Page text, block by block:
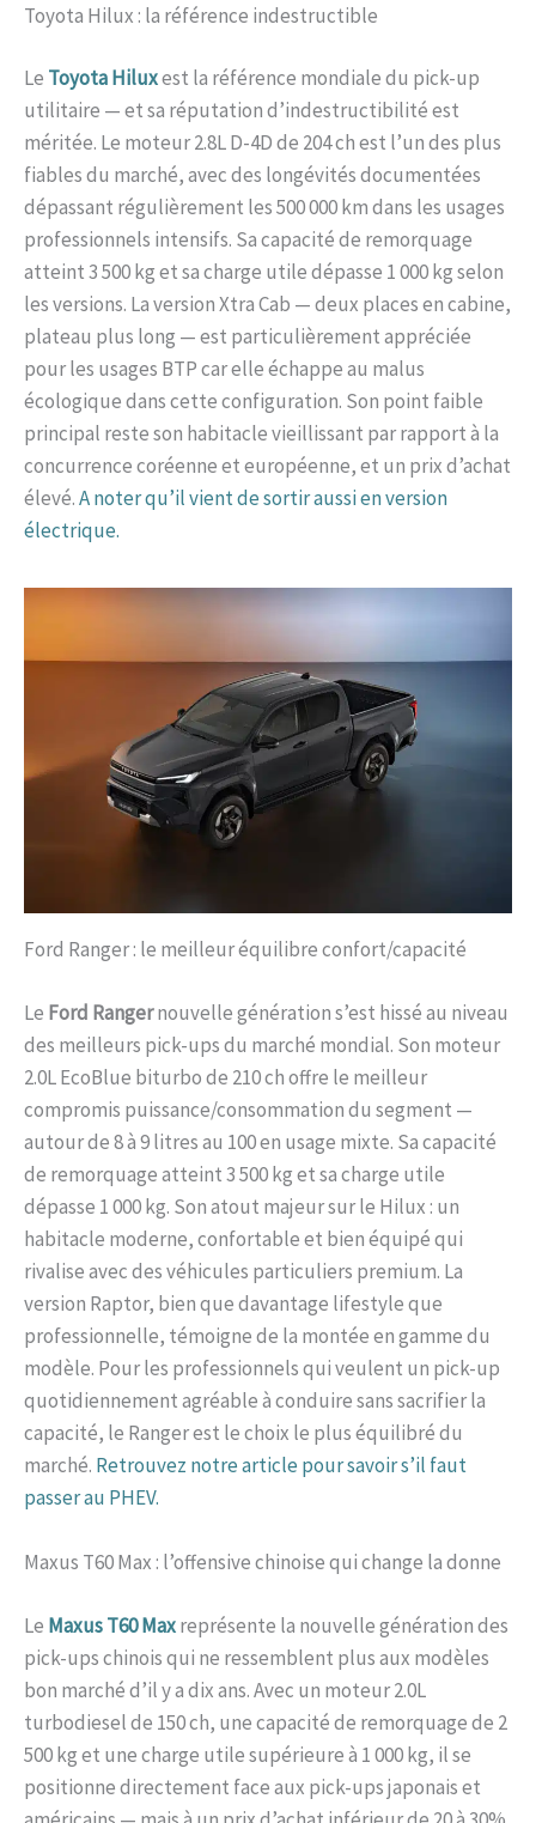
Toyota Hilux : la référence indestructible
Le Toyota Hiluxest la référence mondiale du pick-up
utilitaire — et sa réputation d’indestructibilité est
méritée. Le moteur 2.8L D-4D de 204 ch est l’un des plus
fiables du marché, avec des longévités documentées
dépassant régulièrement les 500 000 km dans les usages
professionnels intensifs. Sa capacité de remorquage
atteint 3 500 kg et sa charge utile dépasse 1 000 kg selon
les versions. La version Xtra Cab — deux places en cabine,
plateau plus long — est particulièrement appréciée
pour les usages BTP car elle échappe au malus
écologique dans cette configuration. Son point faible
principal reste son habitacle vieillissant par rapport à la
concurrence coréenne et européenne, et un prix d’achat
élevé.A noter qu’il vient de sortir aussi en version
électrique.
Ford Ranger : le meilleur équilibre confort/capacité
Le Ford Rangernouvelle génération s’est hissé au niveau
des meilleurs pick-ups du marché mondial. Son moteur
2.0L EcoBlue biturbo de 210 ch offre le meilleur
compromis puissance/consommation du segment —
autour de 8 à 9 litres au 100 en usage mixte. Sa capacité
de remorquage atteint 3 500 kg et sa charge utile
dépasse 1 000 kg. Son atout majeur sur le Hilux : un
habitacle moderne, confortable et bien équipé qui
rivalise avec des véhicules particuliers premium. La
version Raptor, bien que davantage lifestyle que
professionnelle, témoigne de la montée en gamme du
modèle. Pour les professionnels qui veulent un pick-up
quotidiennement agréable à conduire sans sacrifier la
capacité, le Ranger est le choix le plus équilibré du
marché. Retrouvez notre article pour savoir s’il faut
passer au PHEV.
Maxus T60 Max : l’offensive chinoise qui change la donne
Le Maxus T60 Maxreprésente la nouvelle génération des
pick-ups chinois qui ne ressemblent plus aux modèles
bon marché d’il y a dix ans. Avec un moteur 2.0L
turbodiesel de 150 ch, une capacité de remorquage de 2
500 kg et une charge utile supérieure à 1 000 kg, il se
positionne directement face aux pick-ups japonais et